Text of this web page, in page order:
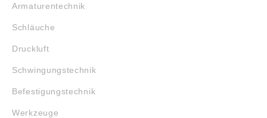
Armaturentechnik
Schläuche
Druckluft
Schwingungstechnik
Befestigungstechnik
Werkzeuge